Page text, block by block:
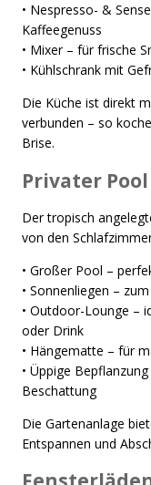
• Nespresso- &
Kaffeegenuss
• Mixer – für frische
• Kühlschrank mit
Die Küche ist direkt
verbunden – so
Brise.
Privater
Der tropisch
von den
• Großer Pool –
• Sonnenliegen –
• Outdoor-Lounge –
oder Drink
• Hängematte – für
• Üppige
Beschattung
Die Gartenanlage
Entspannen und